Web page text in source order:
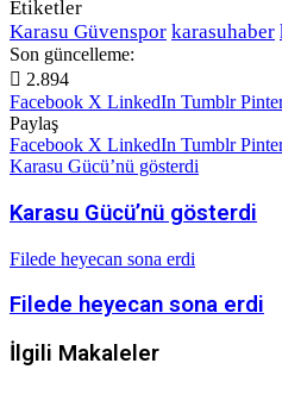
Etiketler
Karasu Güvenspor karasuhaber
Son güncelleme:
2.894
Facebook X LinkedIn Tumblr
Paylaş
Facebook X LinkedIn Tumblr
Karasu Gücü’nü gösterdi
Karasu Gücü’nü gösterdi
Filede heyecan sona erdi
Filede heyecan sona erdi
İlgili Makaleler